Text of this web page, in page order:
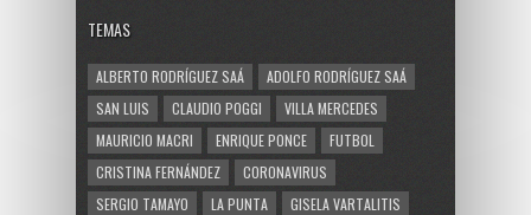
TEMAS
ALBERTO RODRÍGUEZ SAÁ
ADOLFO RODRÍGUEZ SAÁ
SAN LUIS
CLAUDIO POGGI
VILLA MERCEDES
MAURICIO MACRI
ENRIQUE PONCE
FUTBOL
CRISTINA FERNÁNDEZ
CORONAVIRUS
SERGIO TAMAYO
LA PUNTA GISELA VARTALITIS